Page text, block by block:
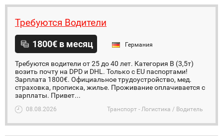
Требуются Водители
1800€ в месяц Германия
Требуются водители от 25 до 40 лет. Категория В (3,5т)
возить почту на DPD и DHL. Только с EU паспортами!
Зарплата 1800€. Официальное трудоустройство, мед.
страховка, прописка, жилье. Проживание оплачивается с
зарплаты. Привет...
08.08.2026 Транспорт - Логистика / Водитель